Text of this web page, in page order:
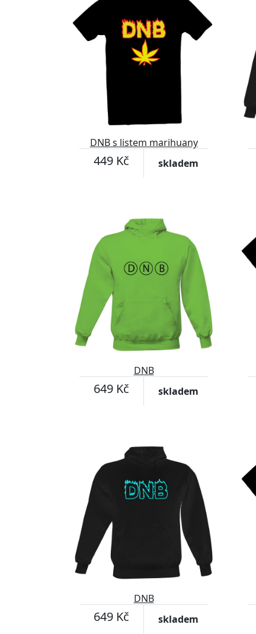
DNB s listem marihuany
449 Kč skladem
DNB
649 Kč skladem
DNB
649 Kč skladem